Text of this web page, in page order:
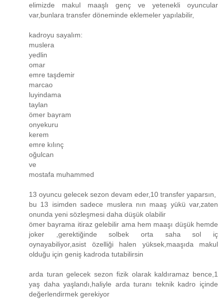
elimizde makul maaşlı genç ve yetenekli oyuncular
var,bunlara transfer döneminde eklemeler yapılabilir,
kadroyu sayalım:
muslera
yedlin
omar
emre taşdemir
marcao
luyindama
taylan
ömer bayram
onyekuru
kerem
emre kılınç
oğulcan
ve
mostafa muhammed
13 oyuncu gelecek sezon devam eder,10 transfer yaparsın,
bu 13 isimden sadece muslera nın maaş yükü var,zaten
onunda yeni sözleşmesi daha düşük olabilir
ömer bayrama itiraz gelebilir ama hem maaşı düşük hemde
joker ,gerektiğinde solbek orta saha sol iç
oynayabiliyor,asist özelliği halen yüksek,maaşıda makul
olduğu için geniş kadroda tutabilirsin
arda turan gelecek sezon fizik olarak kaldıramaz bence,1
yaş daha yaşlandı,haliyle arda turanı teknik kadro içinde
değerlendirmek gerekiyor